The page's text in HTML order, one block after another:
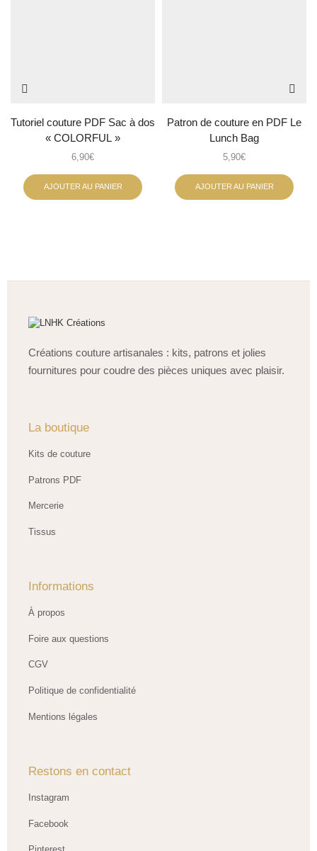
Tutoriel couture PDF Sac à dos
« COLORFUL »
6,90€
AJOUTER AU PANIER
Patron de couture en PDF Le
Lunch Bag
5,90€
AJOUTER AU PANIER
Créations couture artisanales : kits, patrons et jolies
fournitures pour coudre des pièces uniques avec plaisir.
La boutique
Kits de couture
Patrons PDF
Mercerie
Tissus
Informations
À propos
Foire aux questions
CGV
Politique de confidentialité
Mentions légales
Restons en contact
Instagram
Facebook